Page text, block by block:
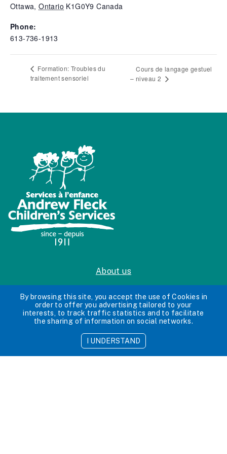
Ottawa, Ontario K1G0Y9 Canada
Phone:
613-736-1913
Formation: Troubles du
traitement sensoriel
Cours de langage gestuel
– niveau 2
About us
Our Locations
Careers
Privacy Policy
By browsing this site, you accept the use of Cookies in
order to offer you advertising tailored to your
interests, to track traffic statistics and to facilitate
the sharing of information on social networks.
I UNDERSTAND